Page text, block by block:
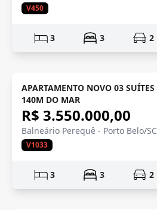
V450
3 3 2
APARTAMENTO NOVO 03 SUÍTES
140M DO MAR
R$ 3.550.000,00
Balneário Perequê - Porto Belo/SC
V1033
3 3 2